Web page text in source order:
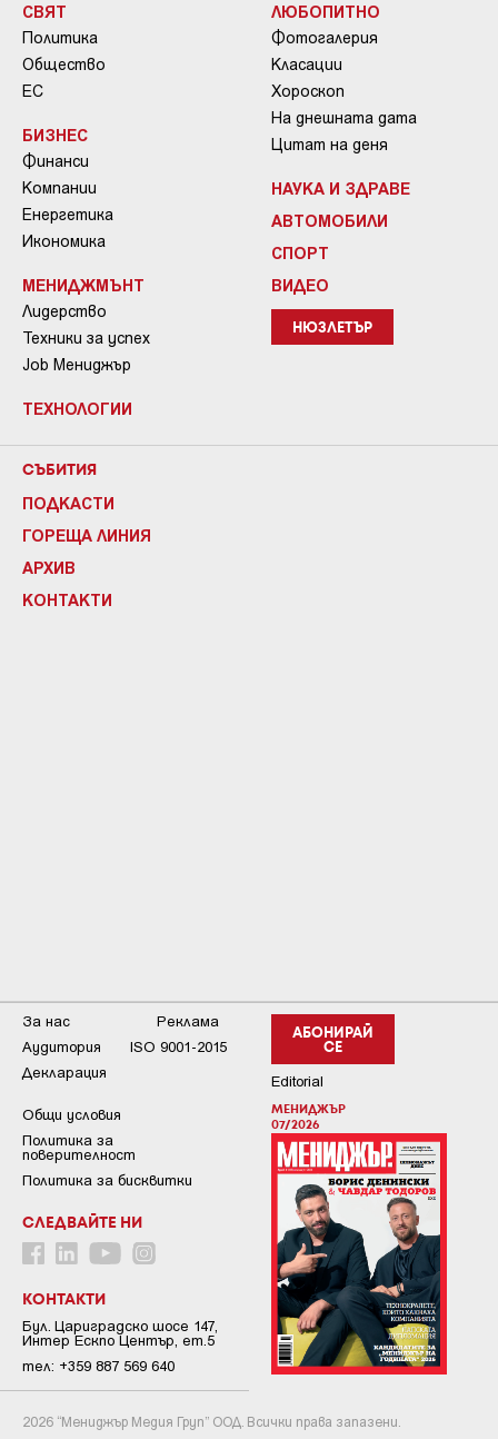
СВЯТ
Политика
Общество
ЕС
БИЗНЕС
Финанси
Компании
Енергетика
Икономика
МЕНИДЖМЪНТ
Лидерство
Техники за успех
Job Мениджър
ТЕХНОЛОГИИ
ЛЮБОПИТНО
Фотогалерия
Класации
Хороскоп
На днешната дата
Цитат на деня
НАУКА И ЗДРАВЕ
АВТОМОБИЛИ
СПОРТ
ВИДЕО
НЮЗЛЕТЪР
СЪБИТИЯ
ПОДКАСТИ
ГОРЕЩА ЛИНИЯ
АРХИВ
КОНТАКТИ
АБОНИРАЙ
СЕ
Editorial
МЕНИДЖЪР
07/2026
За нас
Реклама
Аудитория
ISO 9001-2015
Декларация
Общи условия
Пoлитикa зa
пoвepитeлнocт
Политика за бисквитки
СЛЕДВАЙТЕ НИ
КОНТАКТИ
Бул. Цариградско шосе 147,
Интер Ескпо Център, ет.5
тел: +359 887 569 640
2026 “Мениджър Медия Груп” ООД. Всички права запазени.